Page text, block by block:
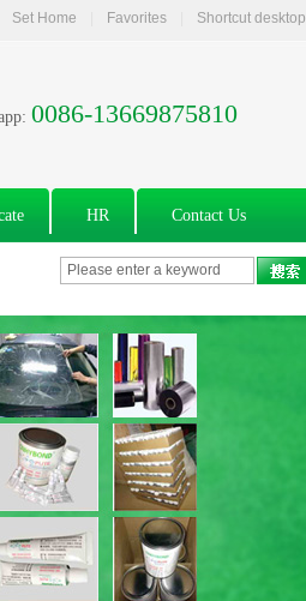
Set Home Favorites Shortcut desktop
0086-13669875810
HR Contact Us